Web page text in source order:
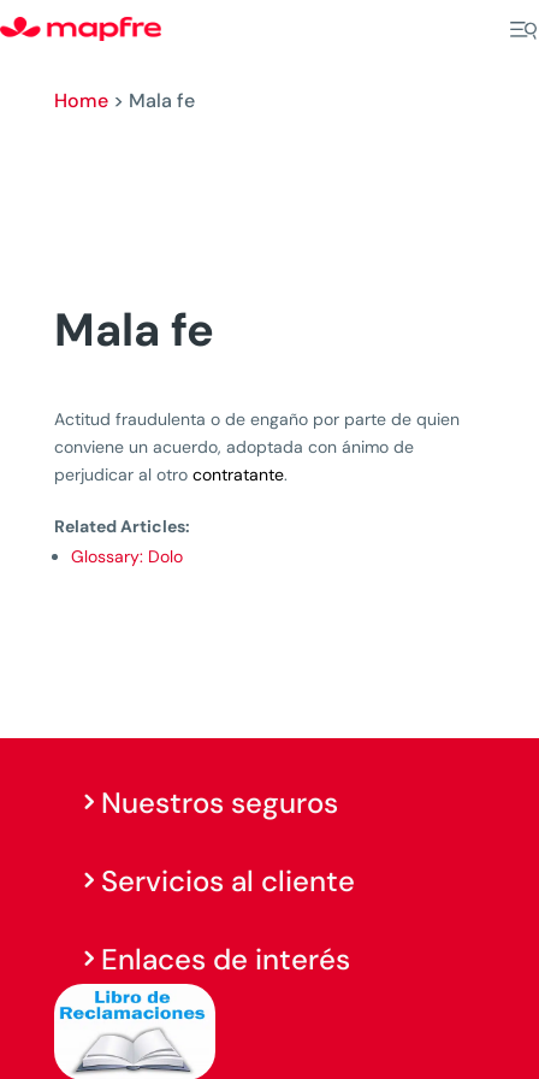
Home> Mala fe
Mala fe
Actitud fraudulenta o de engaño por parte de quien
conviene un acuerdo, adoptada con ánimo de
perjudicar al otro contratante.
Related Articles:
Glossary: Dolo
Nuestros seguros
Servicios al cliente
Enlaces de interés